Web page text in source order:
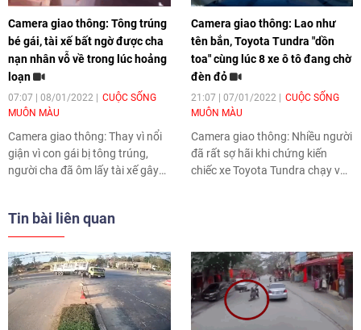
Camera giao thông: Tông trúng
bé gái, tài xế bất ngờ được cha
nạn nhân vỗ về trong lúc hoảng
loạn
07:07 | 08/01/2022
CUỘC SỐNG
MUÔN MÀU
Camera giao thông: Thay vì nổi
giận vì con gái bị tông trúng,
người cha đã ôm lấy tài xế gây
Camera giao thông: Lao như
tên bắn, Toyota Tundra "dồn
toa" cùng lúc 8 xe ô tô đang chờ
đèn đỏ
21:07 | 07/01/2022
CUỘC SỐNG
MUÔN MÀU
Camera giao thông: Nhiều người
đã rất sợ hãi khi chứng kiến
chiếc xe Toyota Tundra chạy với
Tin bài liên quan